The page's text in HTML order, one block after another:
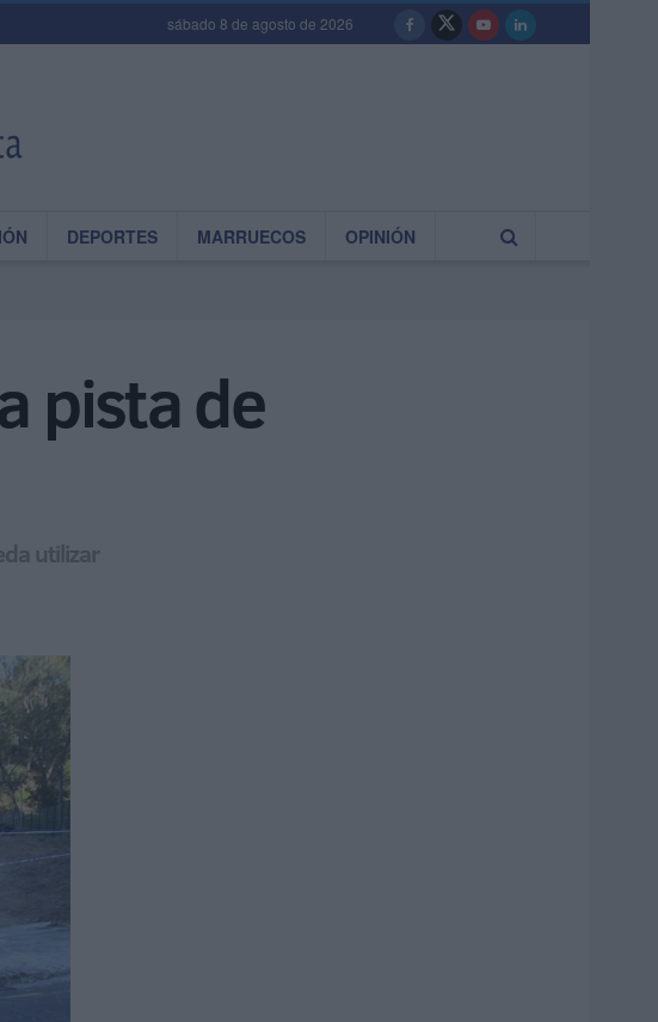
sábado 8 de agosto de 2026
DEPORTES MARRUECOS OPINIÓN
pista de
utilizar